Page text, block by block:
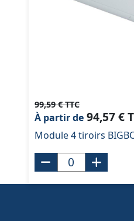
99,59 € TTC
À partir de 94,57 €
Module 4 tiroirs